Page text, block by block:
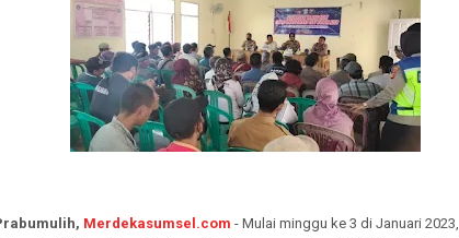
Merdekasumsel.com - Mulai minggu ke 3 di Januari 2023,